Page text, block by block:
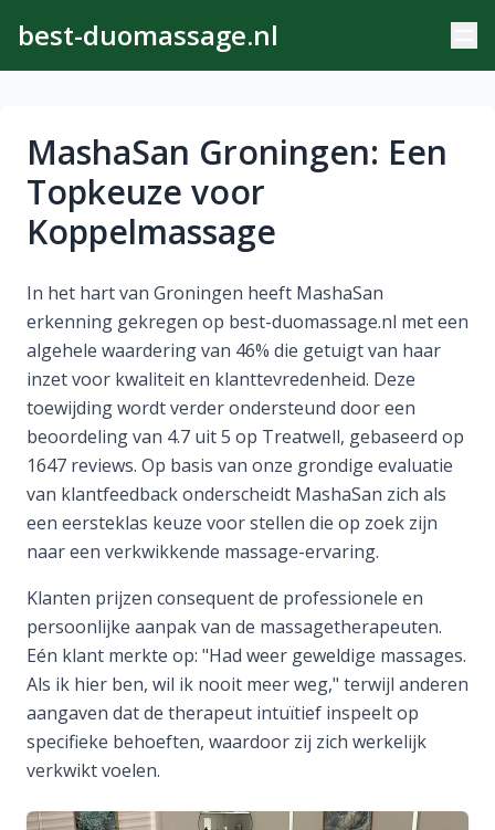
best-duomassage.nl
MashaSan Groningen: Een
Topkeuze voor
Koppelmassage
In het hart van Groningen heeft MashaSan
erkenning gekregen op best-duomassage.nl met een
algehele waardering van 46% die getuigt van haar
inzet voor kwaliteit en klanttevredenheid. Deze
toewijding wordt verder ondersteund door een
beoordeling van 4.7 uit 5 op Treatwell, gebaseerd op
1647 reviews. Op basis van onze grondige evaluatie
van klantfeedback onderscheidt MashaSan zich als
een eersteklas keuze voor stellen die op zoek zijn
naar een verkwikkende massage-ervaring.
Klanten prijzen consequent de professionele en
persoonlijke aanpak van de massagetherapeuten.
Eén klant merkte op: "Had weer geweldige massages.
Als ik hier ben, wil ik nooit meer weg," terwijl anderen
aangaven dat de therapeut intuïtief inspeelt op
specifieke behoeften, waardoor zij zich werkelijk
verkwikt voelen.